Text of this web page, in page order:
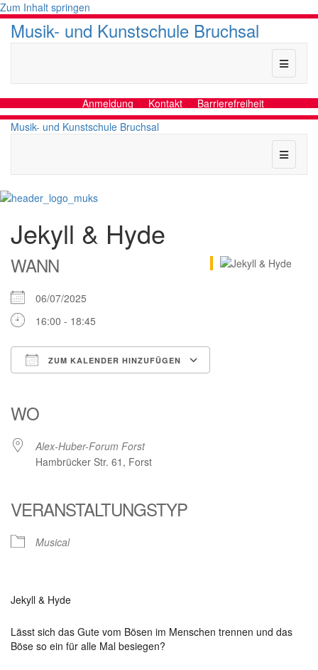
Zum Inhalt springen
Musik- und Kunstschule Bruchsal
Anmeldung Kontakt
Barrierefreiheit
Musik- und Kunstschule Bruchsal
Jekyll & Hyde
WANN
06/07/2025
16:00 - 18:45
ZUM KALENDER HINZUFÜGEN
WO
Alex-Huber-Forum Forst
Hambrücker Str. 61, Forst
VERANSTALTUNGSTYP
Musical
Jekyll & Hyde
Lässt sich das Gute vom Bösen im Menschen trennen und das
Böse so ein für alle Mal besiegen?